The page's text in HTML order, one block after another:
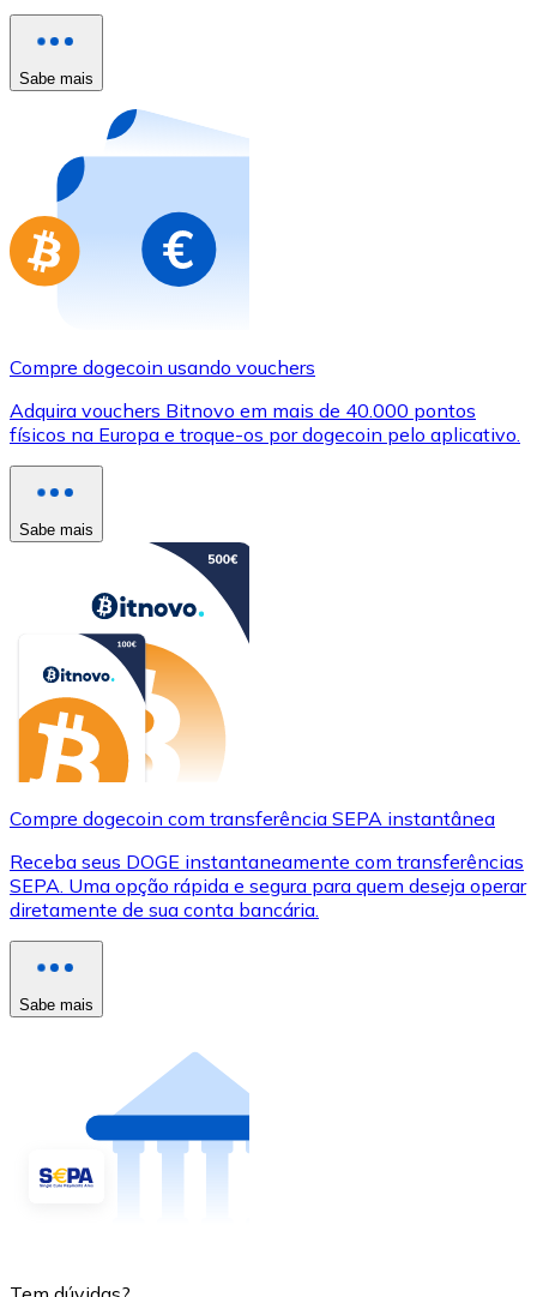
Comprar com cartão
Compre cartões-presente das suas marcas favoritas
Ir para a loja de cartões-presente
Sabe mais
Compre dogecoin usando vouchers
Adquira vouchers Bitnovo em mais de 40.000 pontos
físicos na Europa e troque-os por dogecoin pelo aplicativo.
Sabe mais
Compre dogecoin com transferência SEPA instantânea
Receba seus DOGE instantaneamente com transferências
SEPA. Uma opção rápida e segura para quem deseja operar
diretamente de sua conta bancária.
Sabe mais